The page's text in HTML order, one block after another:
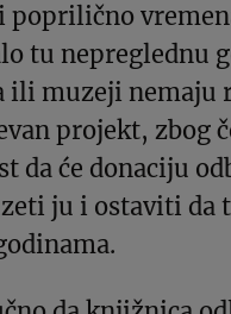
poprilično
tu nepreglednu
ili muzeji nemaju
projekt, zbog
da će donaciju
ju i ostaviti da